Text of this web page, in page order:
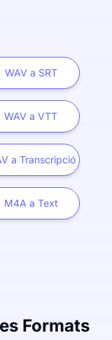
WAV a SRT
WAV a VTT
a Transcripció
M4A a Text
Formats